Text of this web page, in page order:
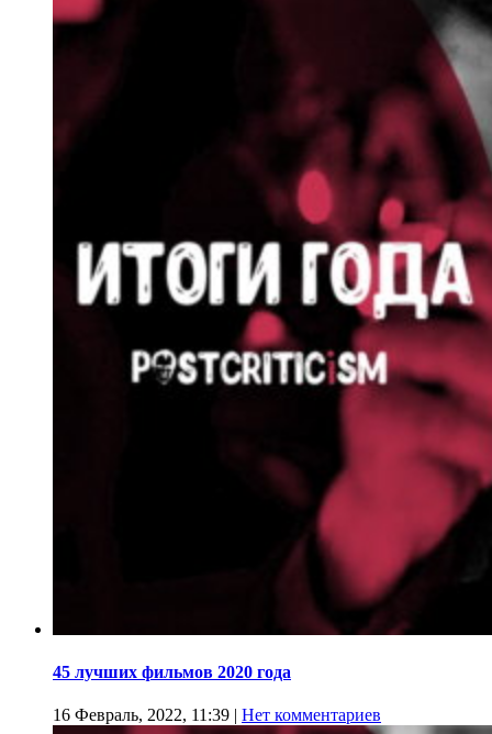
45 лучших фильмов 2020 года
16 Февраль, 2022, 11:39 | Нет комментариев